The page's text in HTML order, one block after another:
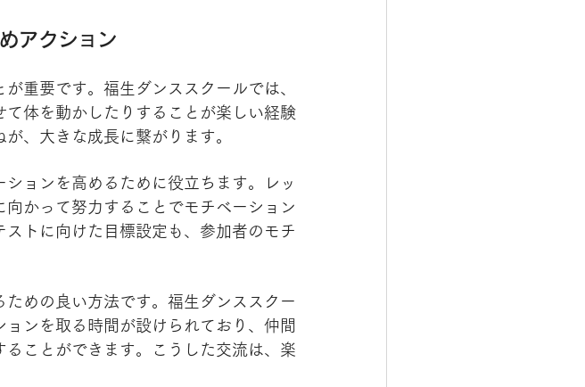
アクション
重要です。福生ダンススクールでは、
体を動かしたりすることが楽しい経験
、大きな成長に繋がります。
ョンを高めるために役立ちます。レッ
かって努力することでモチベーション
トに向けた目標設定も、参加者のモチ
めの良い方法です。福生ダンススクー
ンを取る時間が設けられており、仲間
ことができます。こうした交流は、楽